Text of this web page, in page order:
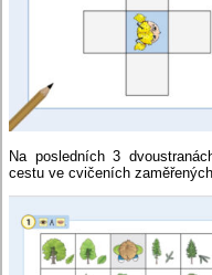
Na posledních 3
cestu ve cvičeních